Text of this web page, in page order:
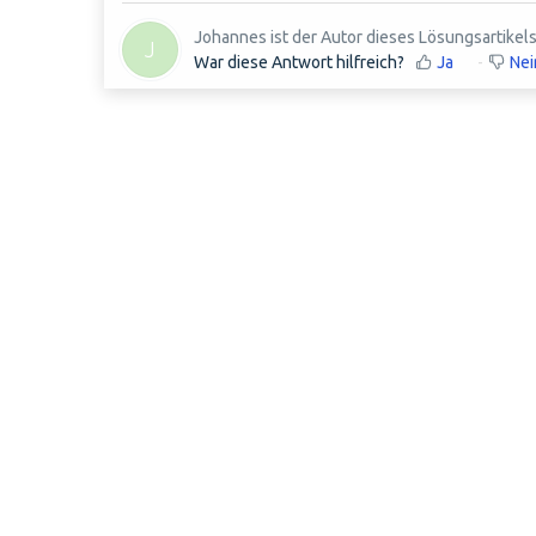
J
Johannes ist der Autor dieses
War diese Antwort hilfreich?
Ja